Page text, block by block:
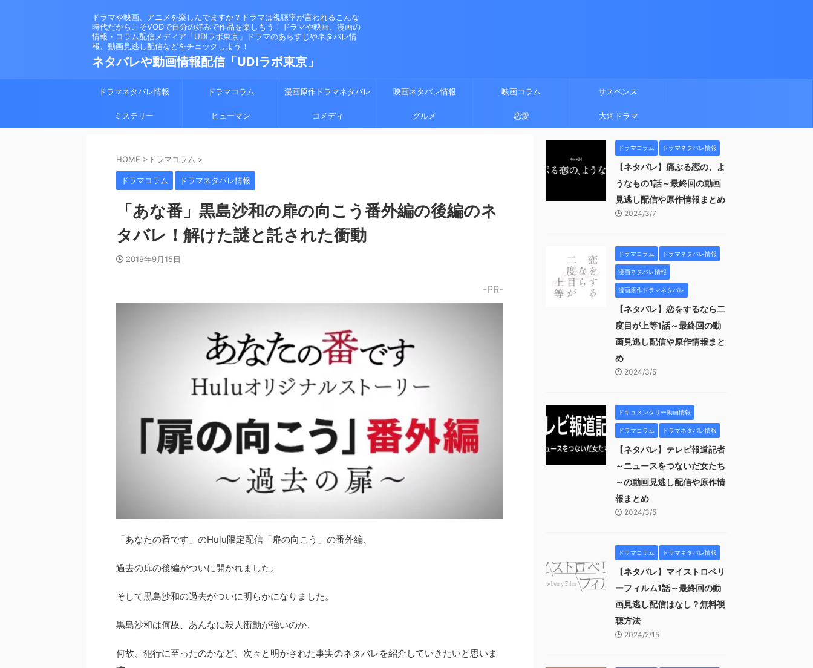
ドラマや映画、アニメを楽しんでますか？ドラマは視聴率が言われるこんな
時代だからこそVODで自分の好みで作品を楽しもう！ドラマや映画、漫画の
情報・コラム配信メディア「UDIラボ東京」ドラマのあらすじやネタバレ情
報、動画見逃し配信などをチェックしよう！
ネタバレや動画情報配信「UDIラボ東京」
ドラマネタバレ情報 ドラマコラム 漫画原作ドラマネタバレ 映画ネタバレ情報 映画コラム サスペンス
ミステリー ヒューマン コメディ グルメ 恋愛 大河ドラマ
HOME > ドラマコラム >
ドラマコラム ドラマネタバレ情報
「あな番」黒島沙和の扉の向こう番外編の後編のネ
タバレ！解けた謎と託された衝動
2019年9月15日
-PR-
「あなたの番です」のHulu限定配信「扉の向こう」の番外編、
過去の扉の後編がついに開かれました。
そして黒島沙和の過去がついに明らかになりました。
黒島沙和は何故、あんなに殺人衝動が強いのか、
何故、犯行に至ったのかなど、次々と明かされた事実のネタバレを紹介していきたいと思いま
ドラマコラム ドラマネタバレ情報
【ネタバレ】痛ぶる恋の、よ
うなもの1話～最終回の動画
見逃し配信や原作情報まとめ
2024/3/7
ドラマコラム ドラマネタバレ情報
漫画ネタバレ情報
漫画原作ドラマネタバレ
【ネタバレ】恋をするなら二
度目が上等1話～最終回の動
画見逃し配信や原作情報まと
め
2024/3/5
ドキュメンタリー動画情報
ドラマコラム ドラマネタバレ情報
【ネタバレ】テレビ報道記者
～ニュースをつないだ女たち
～の動画見逃し配信や原作情
報まとめ
2024/3/5
ドラマコラム ドラマネタバレ情報
【ネタバレ】マイストロベリ
ーフィルム1話～最終回の動
画見逃し配信はなし？無料視
聴方法
2024/2/15